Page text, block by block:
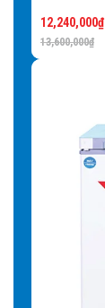
13,600,000₫
12,240,000₫